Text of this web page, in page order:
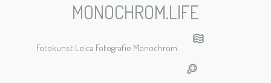
MONOCHROM.LIFE
Fotokunst Leica Fotografie Monochrom